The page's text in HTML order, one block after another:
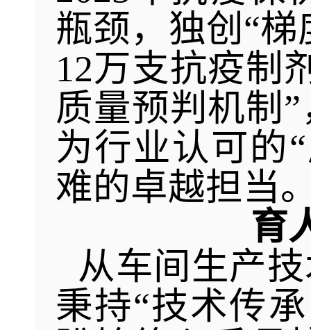
瓶颈，独创“
12万支抗疫制
质量预判机制
为行业认可的
难的卓越担当
育
从车间生产
秉持“技术传